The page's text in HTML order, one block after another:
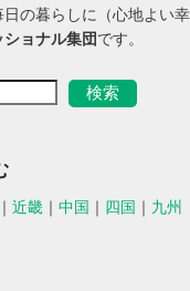
の暮らしに（心地よい幸
ョナル集団です。
｜ 近畿 ｜ 中国 ｜ 四国 ｜ 九州